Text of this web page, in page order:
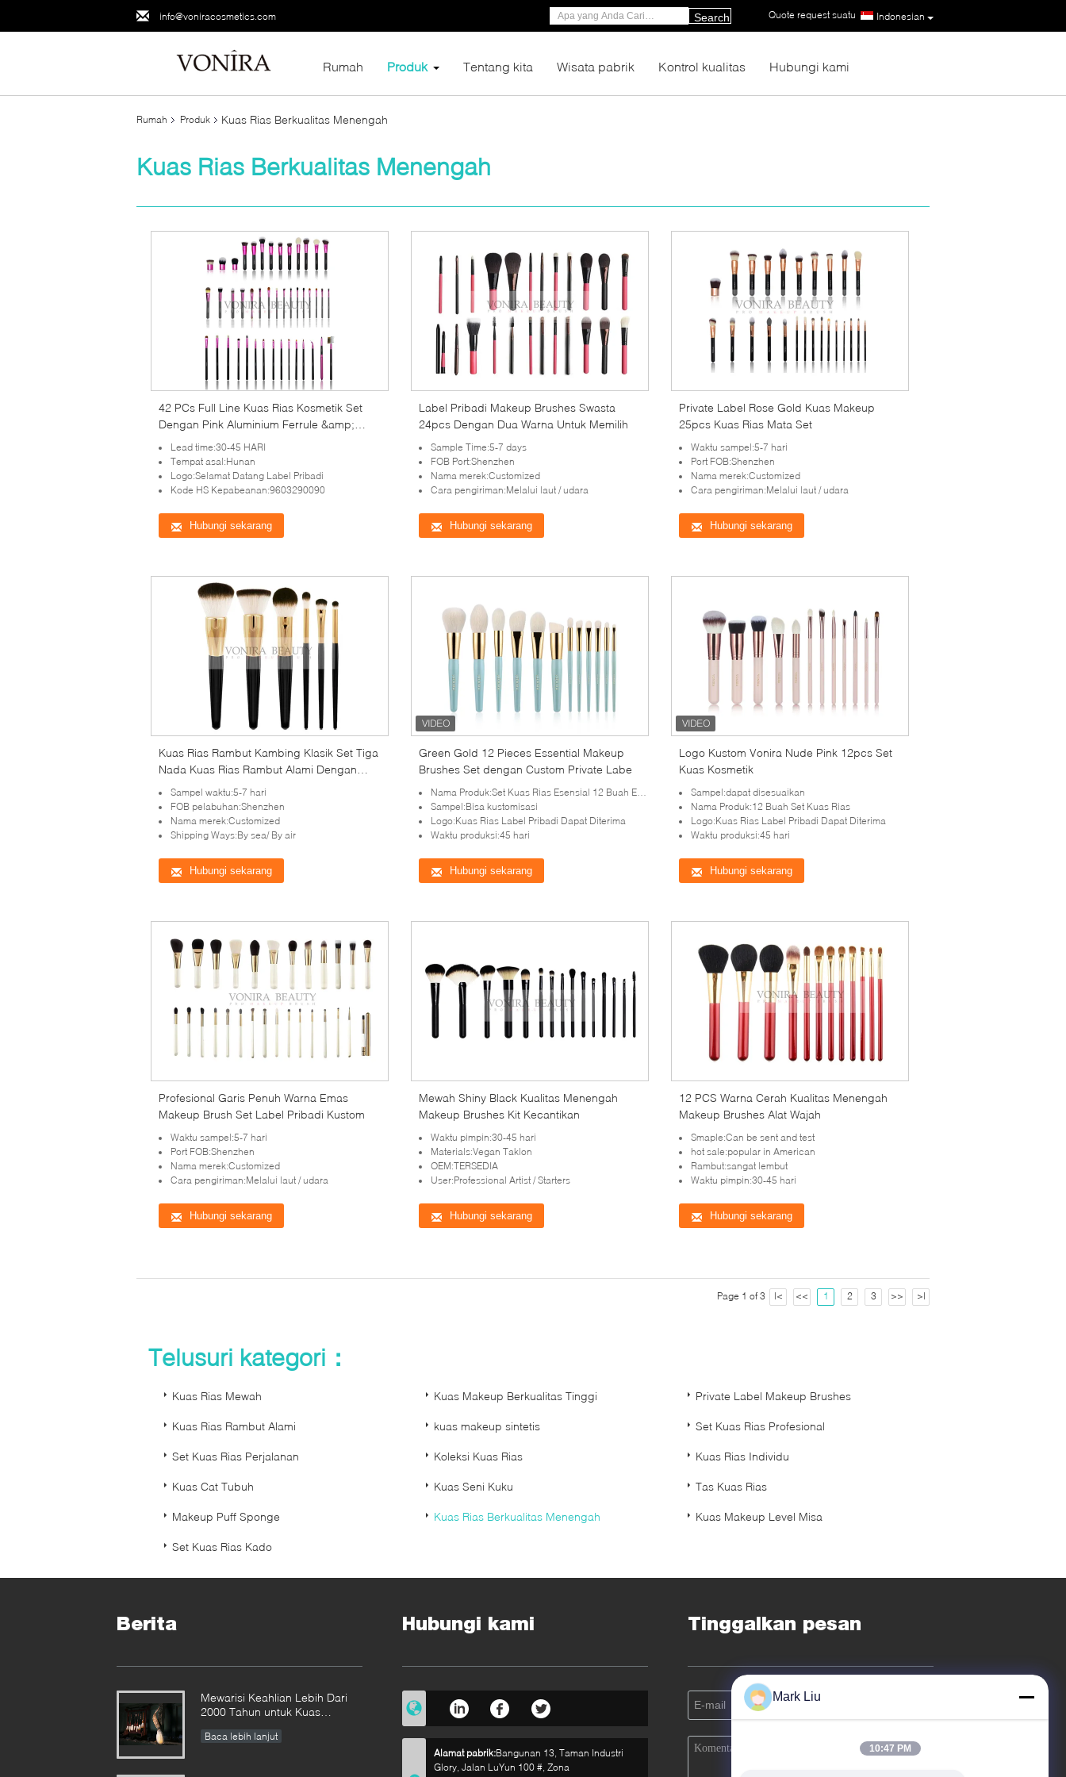
info@voniracosmetics.com Indonesian
Quote request suatu |
Search
Rumah Produk Tentang kita Wisata pabrik Kontrol kualitas Hubungi kami
Rumah Produk Kuas Rias Berkualitas Menengah
Kuas Rias Berkualitas Menengah
42 PCs Full Line Kuas Rias Kosmetik Set
Dengan Pink Aluminium Ferrule &amp;
Matte Black Handle Kayu
Lead time:30-45 HARI
Tempat asal:Hunan
Logo:Selamat Datang Label Pribadi
Kode HS Kepabeanan:9603290090
Hubungi sekarang
Label Pribadi Makeup Brushes Swasta
24pcs Dengan Dua Warna Untuk Memilih
Sample Time:5-7 days
FOB Port:Shenzhen
Nama merek:Customized
Cara pengiriman:Melalui laut / udara
Hubungi sekarang
Private Label Rose Gold Kuas Makeup
25pcs Kuas Rias Mata Set
Waktu sampel:5-7 hari
Port FOB:Shenzhen
Nama merek:Customized
Cara pengiriman:Melalui laut / udara
Hubungi sekarang
Kuas Rias Rambut Kambing Klasik Set Tiga
Nada Kuas Rias Rambut Alami Dengan
Ferrules Emas
Sampel waktu:5-7 hari
FOB pelabuhan:Shenzhen
Nama merek:Customized
Shipping Ways:By sea/ By air
Hubungi sekarang
Green Gold 12 Pieces Essential Makeup
Brushes Set dengan Custom Private Labe
Nama Produk:Set Kuas Rias Esensial 12 Buah Emas Hijau
Sampel:Bisa kustomisasi
Logo:Kuas Rias Label Pribadi Dapat Diterima
Waktu produksi:45 hari
Hubungi sekarang
Logo Kustom Vonira Nude Pink 12pcs Set
Kuas Kosmetik
Sampel:dapat disesuaikan
Nama Produk:12 Buah Set Kuas Rias
Logo:Kuas Rias Label Pribadi Dapat Diterima
Waktu produksi:45 hari
Hubungi sekarang
Profesional Garis Penuh Warna Emas
Makeup Brush Set Label Pribadi Kustom
Waktu sampel:5-7 hari
Port FOB:Shenzhen
Nama merek:Customized
Cara pengiriman:Melalui laut / udara
Hubungi sekarang
Mewah Shiny Black Kualitas Menengah
Makeup Brushes Kit Kecantikan
Waktu pimpin:30-45 hari
Materials:Vegan Taklon
OEM:TERSEDIA
User:Professional Artist / Starters
Hubungi sekarang
12 PCS Warna Cerah Kualitas Menengah
Makeup Brushes Alat Wajah
Smaple:Can be sent and test
hot sale:popular in American
Rambut:sangat lembut
Waktu pimpin:30-45 hari
Hubungi sekarang
Page 1 of 3 |< << 1 2 3 >> >|
Telusuri kategori：
Kuas Rias Mewah Kuas Makeup Berkualitas Tinggi Private Label Makeup Brushes
Kuas Rias Rambut Alami kuas makeup sintetis Set Kuas Rias Profesional
Set Kuas Rias Perjalanan Koleksi Kuas Rias Kuas Rias Individu
Kuas Cat Tubuh Kuas Seni Kuku Tas Kuas Rias
Makeup Puff Sponge Kuas Rias Berkualitas Menengah Kuas Makeup Level Misa
Set Kuas Rias Kado
Berita
Mewarisi Keahlian Lebih Dari
2000 Tahun untuk Kuas
Hunan
Baca lebih lanjut
Hubungi kami
Alamat pabrik:Bangunan 13, Taman Industri
Glory, Jalan LuYun 100 #, Zona
Tinggalkan pesan
Mark Liu
10:47 PM